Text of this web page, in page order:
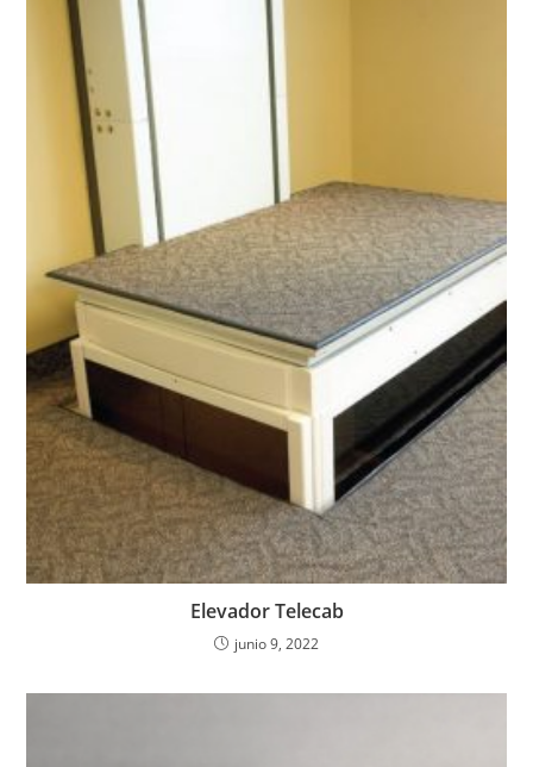
Elevador Telecab
junio 9, 2022